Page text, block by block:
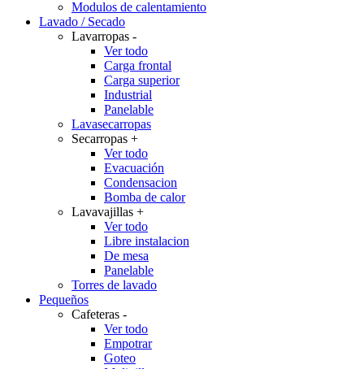
Modulos de calentamiento
Lavado / Secado
Lavarropas -
Ver todo
Carga frontal
Carga superior
Industrial
Panelable
Lavasecarropas
Secarropas +
Ver todo
Evacuación
Condensacion
Bomba de calor
Lavavajillas +
Ver todo
Libre instalacion
De mesa
Panelable
Torres de lavado
Pequeños
Cafeteras -
Ver todo
Empotrar
Goteo